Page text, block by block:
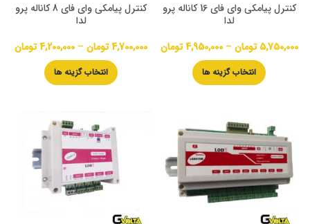
کنترل پیامکی وای فای 16 کاناله پرو
لدا
5,750,000 تومان –
4,950,000 تومان
انتخاب گزینه ها
کنترل پیامکی وای فای 8 کاناله پرو
لدا
4,700,000تومان –
4,200,000تومان
انتخاب گزینه ها